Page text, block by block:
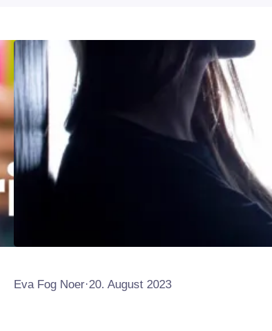
Eva Fog Noer·20. August 2023